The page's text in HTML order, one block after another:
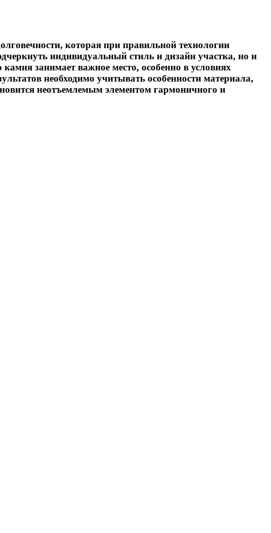
которая при правильной технологии
индивидуальный стиль и дизайн участка, но и
занимает важное место, особенно в условиях
необходимо учитывать особенности материала,
неотъемлемым элементом гармоничного и